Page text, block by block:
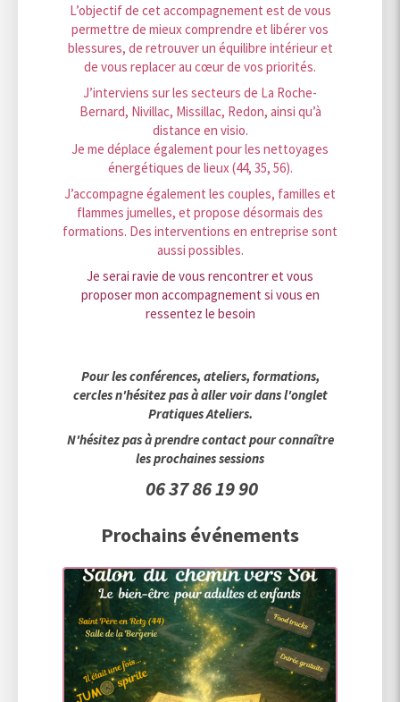
L’objectif de cet accompagnement est de vous
permettre de mieux comprendre et libérer vos
blessures, de retrouver un équilibre intérieur et
de vous replacer au cœur de vos priorités.
J’interviens sur les secteurs de La Roche-
Bernard, Nivillac, Missillac, Redon, ainsi qu’à
distance en visio.
Je me déplace également pour les nettoyages
énergétiques de lieux (44, 35, 56).
J’accompagne également les couples, familles et
flammes jumelles, et propose désormais des
formations. Des interventions en entreprise sont
aussi possibles.
Je serai ravie de vous rencontrer et vous
proposer mon accompagnement si vous en
ressentez le besoin
Pour les conférences, ateliers, formations,
cercles n'hésitez pas à aller voir dans l'onglet
Pratiques Ateliers.
N'hésitez pas à prendre contact pour connaître
les prochaines sessions
06 37 86 19 90
Prochains événements